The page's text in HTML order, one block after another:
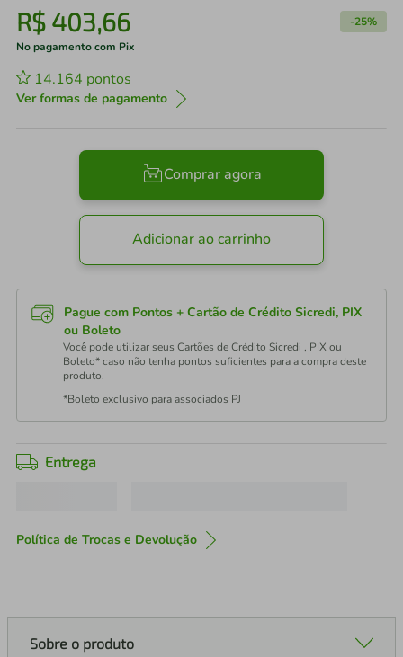
R$ 403,66 -25%
No pagamento com Pix
14.164 pontos
Ver formas de pagamento
Comprar agora
Adicionar ao carrinho
Pague com Pontos + Cartão de Crédito Sicredi, PIX
ou Boleto
Você pode utilizar seus Cartões de Crédito Sicredi , PIX ou
Boleto* caso não tenha pontos suficientes para a compra deste
produto.
*Boleto exclusivo para associados PJ
Entrega
Política de Trocas e Devolução
Sobre o produto